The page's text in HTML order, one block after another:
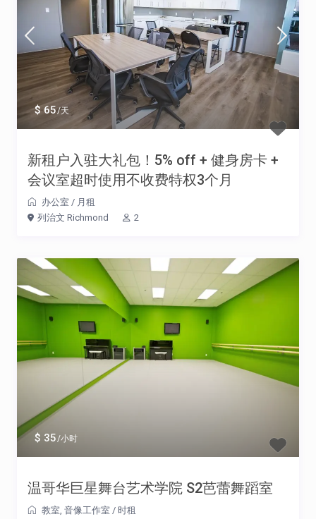
$ 65/天
新租户入驻大礼包！5% off + 健身房卡 +
会议室超时使用不收费特权3个月
办公室 / 月租
列治文 Richmond
2
$ 35/小时
温哥华巨星舞台艺术学院 S2芭蕾舞蹈室
教室 音像工作室 / 时租